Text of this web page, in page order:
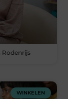
Rodenrijs
WINKELEN